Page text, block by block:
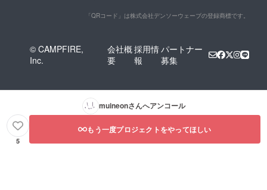
「QRコード」は株式会社デンソーウェーブの登録商標です。
© CAMPFIRE,
Inc.
会社概
要
採用情
報
パートナー
募集
muineonさんへアンコール
5
もう一度プロジェクトをやってほしい